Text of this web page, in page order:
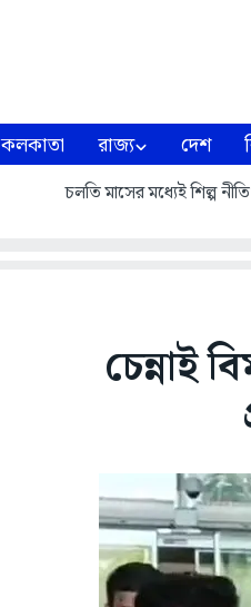
কলকাতা রাজ্য দেশ
চলতি মাসের মধ্যেই শিল্প
চেন্নাই